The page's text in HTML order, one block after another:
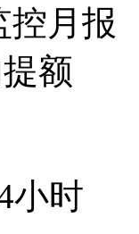
控月报
额
小时